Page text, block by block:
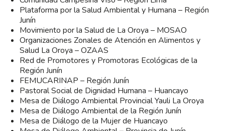
Plataforma por la Salud Ambiental y Humana – Región
Junín
Movimiento por la Salud de La Oroya – MOSAO
Organizaciones Zonales de Atención en Alimentos y
Salud La Oroya – OZAAS
Red de Promotores y Promotoras Ecológicas de la
Región Junín
FEMUCARINAP – Región Junín
Pastoral Social de Dignidad Humana – Huancayo
Mesa de Diálogo Ambiental Provincial Yauli La Oroya
Mesa de Diálogo Ambiental de la Región Junín
Mesa de Diálogo de la Mujer de Huancayo